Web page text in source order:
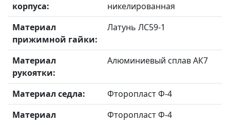
корпуса:
никелированная
Материал
прижимной гайки:
Латунь ЛС59-1
Материал
рукоятки:
Алюминиевый сплав АК7
Материал седла:
Фторопласт Ф-4
Материал
Фторопласт Ф-4